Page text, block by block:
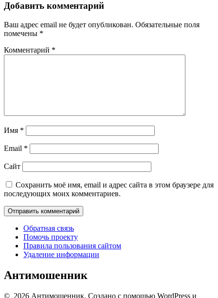
Добавить комментарий
Ваш адрес email не будет опубликован. Обязательные поля
помечены *
Комментарий *
Имя *
Email *
Сайт
Сохранить моё имя, email и адрес сайта в этом браузере для
последующих моих комментариев.
Обратная связь
Помочь проекту
Правила пользования сайтом
Удаление информации
Антимошенник
© 2026 Антимошенник. Создано с помощью WordPress и